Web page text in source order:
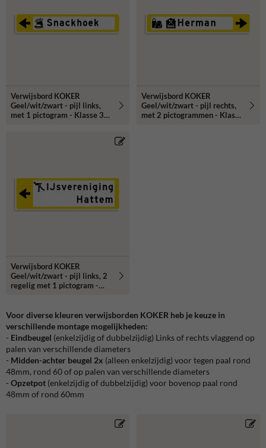
worden uitgevoerd. Onze verwijskokers zijn standaard reflecterend
klasse 3 uitgevoerd en voorzien van versterkt kokerprofiel.
Verwijsbord KOKER
Geel/wit/zwart - pijl links,
met 1 pictogram - Klasse 3
Verwijsbord KOKER
Geel/wit/zwart - pijl rechts,
met 2 pictogrammen - Klasse
Verwijsbord KOKER
Geel/wit/zwart - pijl links, 2
regelig met 1 pictogram -
Voor diverse kleuren verwijsborden KOKER heb je keuze in
verschillende montage mogelijkheden:
- Eindbeugel (enkelzijdig of dubbelzijdig) Links of rechts vlaggend op
palen van verschillende diameters
- Midden-achter beugel 2x (alleen enkelzijdig) voor tegen paal rond
48mm, rond 60 of op palen van verschillende diameters
- Opzetpot (enkelzijdig of dubbelzijdig) voor bovenop paal rond
48mm of rond 60mm